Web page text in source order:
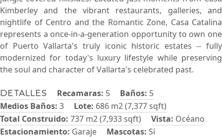
Detalles Recamaras: 5 Baños: 5
Medios Baños: 3 Lote: 686 m2 (7,377 sqft)
Total Construido: 737 m2 (7,933 sqft) Vista: Océano
Estacionamiento: Garaje Mascotas: Sí
Kimberley and the vibrant restaurants, galleries, and
nightlife of Centro and the Romantic Zone, Casa Catalina
represents a once-in-a-generation opportunity to own one
of Puerto Vallarta's truly iconic historic estates -- fully
modernized for today's luxury lifestyle while preserving
the soul and character of Vallarta's celebrated past.